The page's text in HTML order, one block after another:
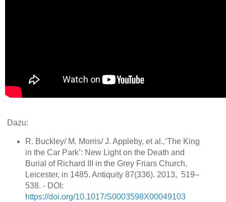
Dazu:
R. Buckley/ M. Morris/ J. Appleby, et al.,‘The King
in the Car Park’: New Light on the Death and
Burial of Richard III in the Grey Friars Church,
Leicester, in 1485. Antiquity 87(336). 2013, 519–
538. - DOI:
https://doi.org/10.1017/S0003598X00049103